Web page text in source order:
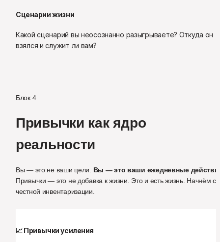
Сценарии жизни
Какой сценарий вы неосознанно разыгрываете? Откуда он
взялся и служит ли вам?
Блок 4
Привычки как ядро
реальности
Вы — это не ваши цели. Вы — это ваши ежедневные
Привычки — это не добавка к жизни. Это и есть жизнь. Начнём с
честной инвентаризации.
📈 Привычки усиления